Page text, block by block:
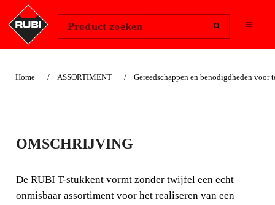
Product zoeken
Home ASSORTIMENT Gereedschappen en benodigdheden voor
“T”STUKJES 3 MM
onmisbaar assortiment voor het realiseren van een
perfecte afwerking bij de plaatsing van de tegels.
OMSCHRIJVING
De RUBI T-stukkent vormt zonder twijfel een echt
onmisbaar assortiment voor het realiseren van een